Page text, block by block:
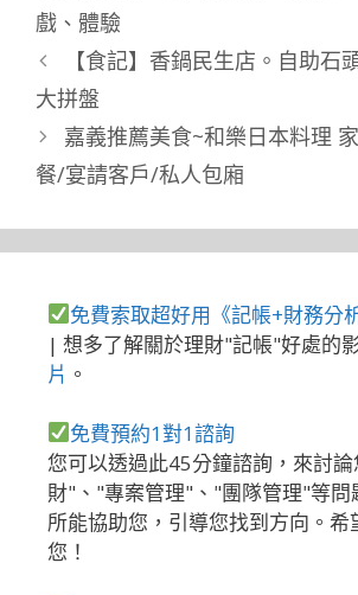
戲 、 體驗
【食記】香鍋民生店。自助石
大拼盤
嘉義推薦美食~和樂日本料理
餐/宴請客戶/私人包廂
免費索取超好用《記帳+財務分
| 想多了解關於理財"記帳"好處的
片 。
免費預約1對1諮詢
您可以透過此45分鐘諮詢，來討
財"、"專案管理"、"團隊管理"等問
所能協助您，引導您找到方向。希
您！